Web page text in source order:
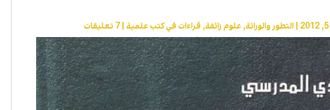
|التطور والوراثة,علوم زائفة,قراءات في كتب علمية |7 تعليقات